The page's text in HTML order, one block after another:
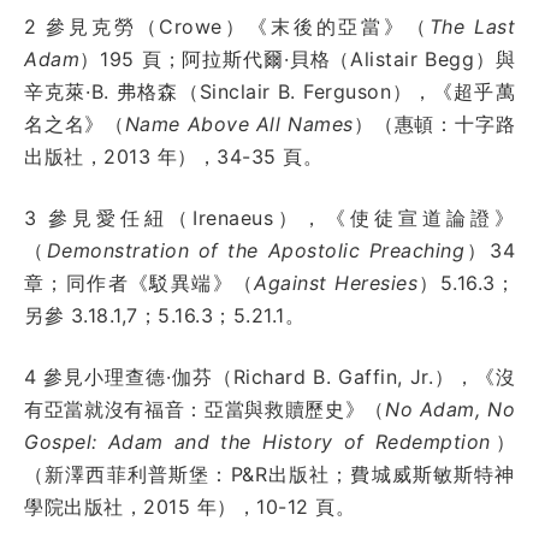
2 參見克勞（Crowe）《末後的亞當》（ The Last
Adam）195 頁；阿拉斯代爾·貝格（Alistair Begg）與
辛克萊·B. 弗格森（Sinclair B. Ferguson），《超乎萬
名之名》（ Name Above All Names）（惠頓：十字路
出版社，2013 年），34-35 頁。
3 參見愛任紐（Irenaeus），《使徒宣道論證》
（ Demonstration of the Apostolic Preaching ）34
章；同作者《駁異端》（Against Heresies）5.16.3；
另參 3.18.1,7；5.16.3；5.21.1。
4 參見小理查德·伽芬（Richard B. Gaffin, Jr.），《沒
有亞當就沒有福音：亞當與救贖歷史》（ No Adam, No
Gospel: Adam and the History of Redemption ）
（新澤西菲利普斯堡：P&R出版社；費城威斯敏斯特神
學院出版社，2015 年），10-12 頁。